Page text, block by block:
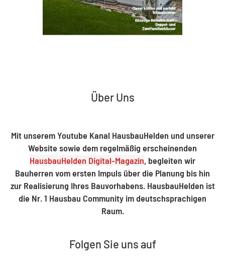
Über Uns
Mit unserem Youtube Kanal HausbauHelden und unserer
Website sowie dem regelmäßig erscheinenden
HausbauHelden Digital-Magazin, begleiten wir
Bauherren vom ersten Impuls über die Planung bis hin
zur Realisierung Ihres Bauvorhabens. HausbauHelden ist
die Nr. 1 Hausbau Community im deutschsprachigen
Raum.
Folgen Sie uns auf